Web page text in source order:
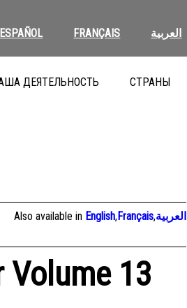
ESPAÑOL FRANÇAIS العربية
ДЕЯТЕЛЬНОСТЬ СТРАНЫ
Also available in English,Français,العربية
13